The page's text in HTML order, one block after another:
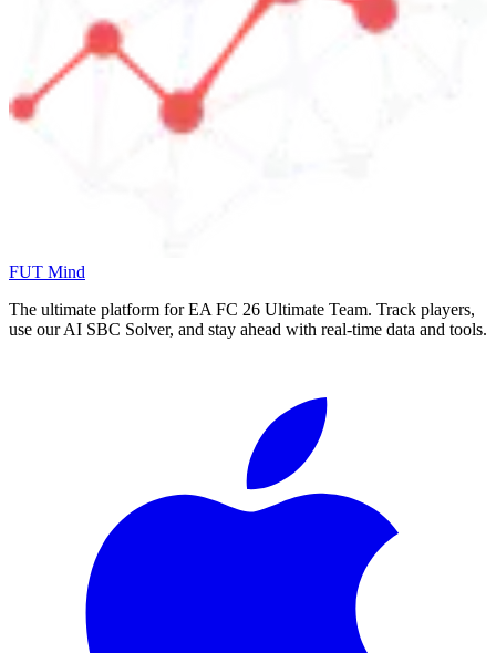
FUT Mind
The ultimate platform for EA FC 26 Ultimate Team. Track players,
use our AI SBC Solver, and stay ahead with real-time data and tools.